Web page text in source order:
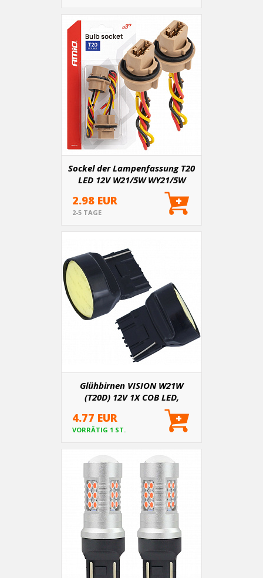
Sockel der Lampenfassung T20
LED 12V W21/5W WY21/5W
W3x16q 7443 2 Stk.
2.98 EUR
2-5 TAGE
Glühbirnen VISION W21W
(T20D) 12V 1X COB LED,
4.77 EUR
VORRÄTIG 1 ST.